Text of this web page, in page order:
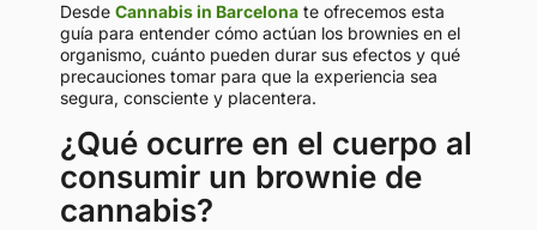
Desde Cannabis in Barcelona te ofrecemos esta
guía para entender cómo actúan los brownies en el
organismo, cuánto pueden durar sus efectos y qué
precauciones tomar para que la experiencia sea
segura, consciente y placentera.
¿Qué ocurre en el cuerpo al
consumir un brownie de
cannabis?